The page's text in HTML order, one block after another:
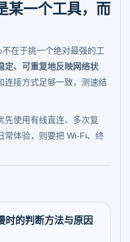
某一个工具，而
在于挑一个绝对最强的工
定、可重复地反映网络状
连接方式足够一致，测速结
先使用有线直连、多次复
常体验，则要把 Wi-Fi、终
时的判断方法与原因